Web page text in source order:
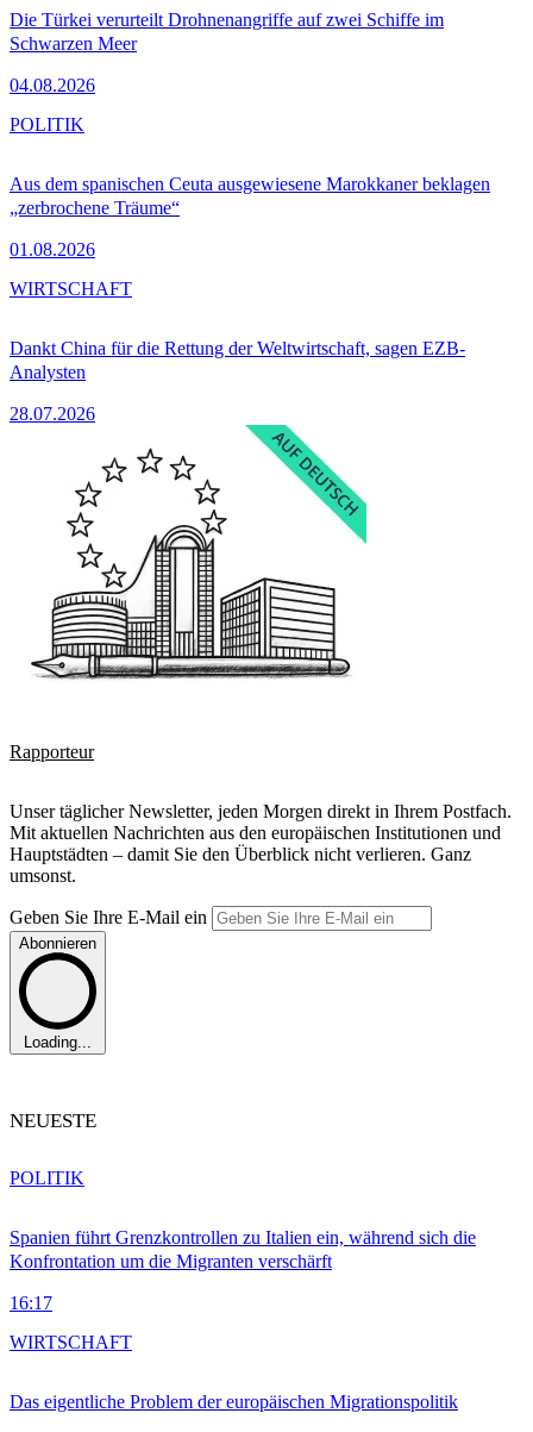
Die Türkei verurteilt Drohnenangriffe auf zwei Schiffe im
Schwarzen Meer
04.08.2026
Aus dem spanischen Ceuta ausgewiesene Marokkaner beklagen
„zerbrochene Träume“
01.08.2026
POLITIK
Dankt China für die Rettung der Weltwirtschaft, sagen EZB-
Analysten
28.07.2026
WIRTSCHAFT
Rapporteur
Unser täglicher Newsletter, jeden Morgen direkt in Ihrem Postfach.
Mit aktuellen Nachrichten aus den europäischen Institutionen und
Hauptstädten – damit Sie den Überblick nicht verlieren. Ganz
umsonst.
Geben Sie Ihre E-Mail ein
Abonnieren
Loading...
NEUESTE
Spanien führt Grenzkontrollen zu Italien ein, während sich die
Konfrontation um die Migranten verschärft
16:17
POLITIK
Das eigentliche Problem der europäischen Migrationspolitik
WIRTSCHAFT